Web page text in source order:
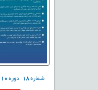
شماره18 دوره10